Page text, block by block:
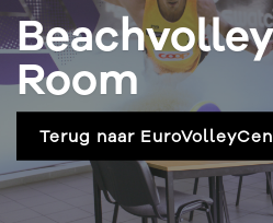
Room
Terug naar